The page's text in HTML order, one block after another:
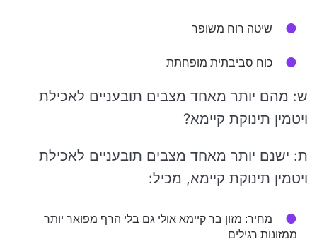
שיטה רוח משופר
כוח סביבתית מופחתת
ש: מהם יותר מאחד מצבים תובעניים לאכילת
ויטמין תינוקת קיימא?
ת: ישנם יותר מאחד מצבים תובעניים לאכילת
ויטמין תינוקת קיימא, מכיל:
מחיר: מזון בר קיימא אולי גם בלי הרף מפואר יותר
ממזונות רגילים